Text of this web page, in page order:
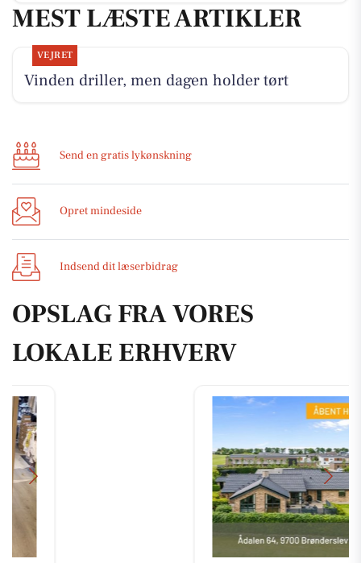
MEST LÆSTE ARTIKLER
VEJRET
Vinden driller, men dagen holder tørt
Send en gratis lykønskning
Opret mindeside
Indsend dit læserbidrag
OPSLAG FRA VORES
LOKALE ERHVERV